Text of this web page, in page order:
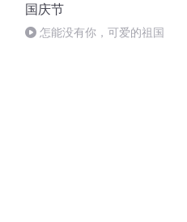
国庆节
怎能没有你，可爱的祖国